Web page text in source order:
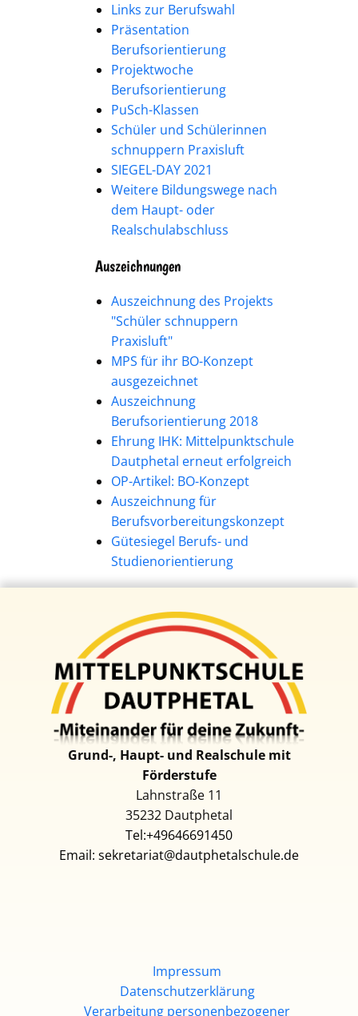
Links zur Berufswahl
Präsentation
Berufsorientierung
Projektwoche
Berufsorientierung
PuSch-Klassen
Schüler und Schülerinnen
schnuppern Praxisluft
SIEGEL-DAY 2021
Weitere Bildungswege nach
dem Haupt- oder
Realschulabschluss
Auszeichnungen
Auszeichnung des Projekts
"Schüler schnuppern
Praxisluft"
MPS für ihr BO-Konzept
ausgezeichnet
Auszeichnung
Berufsorientierung 2018
Ehrung IHK: Mittelpunktschule
Dautphetal erneut erfolgreich
OP-Artikel: BO-Konzept
Auszeichnung für
Berufsvorbereitungskonzept
Gütesiegel Berufs- und
Studienorientierung
Grund-, Haupt- und Realschul​e mit
Förderstufe
Lahnstraße 11
35232 D​autphetal
Tel:+49646691450
Email: sekretariat@dautphetalschule.de
Impressum
Datenschutzerklärung
Verarbeitung personenbezogener